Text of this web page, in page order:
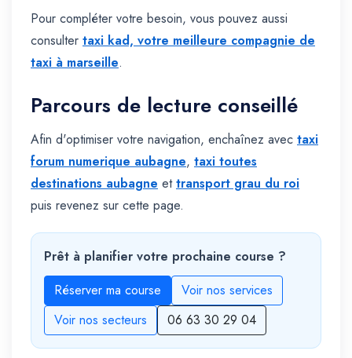
Pour compléter votre besoin, vous pouvez aussi
consulter taxi kad, votre meilleure compagnie de
taxi à marseille.
Parcours de lecture conseillé
Afin d'optimiser votre navigation, enchaînez avec taxi
forum numerique aubagne, taxi toutes
destinations aubagne ettransport grau du roi
puis revenez sur cette page.
Prêt à planifier votre prochaine course ?
Réserver ma course
Voir nos services
Voir nos secteurs
06 63 30 29 04